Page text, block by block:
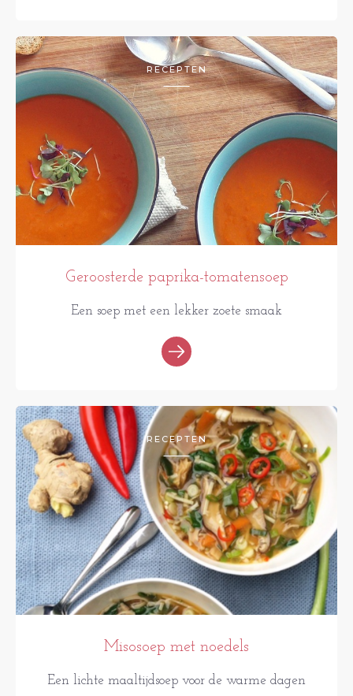
RECEPTEN
Geroosterde paprika-tomatensoep
Een soep met een lekker zoete smaak
RECEPTEN
Misosoep met noedels
Een lichte maaltijdsoep voor de warme dagen